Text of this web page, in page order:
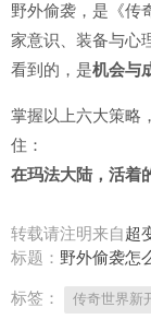
野外偷袭，是《传
家意识、装备与心
看到的，是机会与
掌握以上六大策略
住：
在玛法大陆，活着
转载请注明来自超
标题： 野外偷袭怎
标签： 传奇世界新